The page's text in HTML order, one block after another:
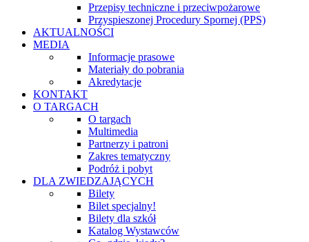
Przepisy techniczne i przeciwpożarowe
Przyspieszonej Procedury Spornej (PPS)
AKTUALNOŚCI
MEDIA
Informacje prasowe
Materiały do pobrania
Akredytacje
KONTAKT
O TARGACH
O targach
Multimedia
Partnerzy i patroni
Zakres tematyczny
Podróż i pobyt
DLA ZWIEDZAJĄCYCH
Bilety
Bilet specjalny!
Bilety dla szkół
Katalog Wystawców